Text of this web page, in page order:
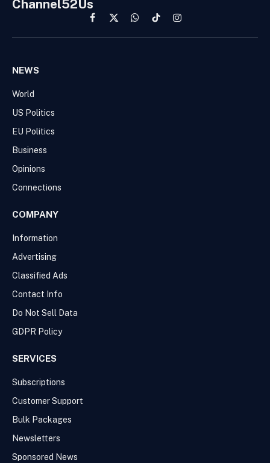
Channel52Us
Facebook
X
(Twitter)
WhatsApp
TikTokInstagram
NEWS
World
US Politics
EU Politics
Business
Opinions
Connections
COMPANY
Information
Advertising
Classified Ads
Contact Info
Do Not Sell Data
GDPR Policy
SERVICES
Subscriptions
Customer Support
Bulk Packages
Newsletters
Sponsored News